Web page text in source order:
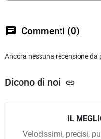
chat Commenti (0)
Ancora nessuna recensione da
Dicono di noi link
IL
Velocissimi, precisi,